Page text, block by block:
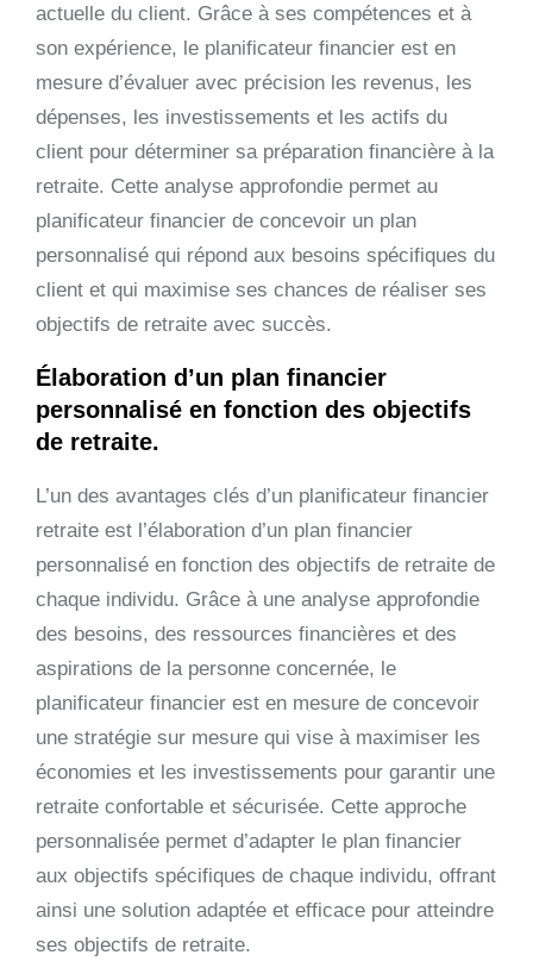
actuelle du client. Grâce à ses compétences et à
son expérience, le planificateur financier est en
mesure d’évaluer avec précision les revenus, les
dépenses, les investissements et les actifs du
client pour déterminer sa préparation financière à la
retraite. Cette analyse approfondie permet au
planificateur financier de concevoir un plan
personnalisé qui répond aux besoins spécifiques du
client et qui maximise ses chances de réaliser ses
objectifs de retraite avec succès.
Élaboration d’un plan financier
personnalisé en fonction des objectifs
de retraite.
L’un des avantages clés d’un planificateur financier
retraite est l’élaboration d’un plan financier
personnalisé en fonction des objectifs de retraite de
chaque individu. Grâce à une analyse approfondie
des besoins, des ressources financières et des
aspirations de la personne concernée, le
planificateur financier est en mesure de concevoir
une stratégie sur mesure qui vise à maximiser les
économies et les investissements pour garantir une
retraite confortable et sécurisée. Cette approche
personnalisée permet d’adapter le plan financier
aux objectifs spécifiques de chaque individu, offrant
ainsi une solution adaptée et efficace pour atteindre
ses objectifs de retraite.